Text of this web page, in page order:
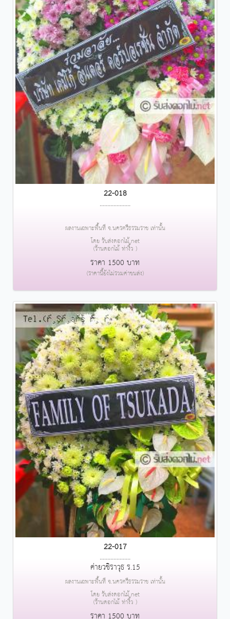
22-018
....................
ผลงานเฉพาะพื้นที่ จ.นครศรีธรรมราช เท่านั้น
โดย รับส่งดอกไม้.net
(ร้านดอกไม้ ท่างิ้ว )
ราคา 1500 บาท
(ราคานี้ยังไม่รวมค่าขนส่ง)
22-017
....................
ค่ายวชิราวุธ ร.15
ผลงานเฉพาะพื้นที่ จ.นครศรีธรรมราช เท่านั้น
โดย รับส่งดอกไม้.net
(ร้านดอกไม้ ท่างิ้ว )
ราคา 1500 บาท